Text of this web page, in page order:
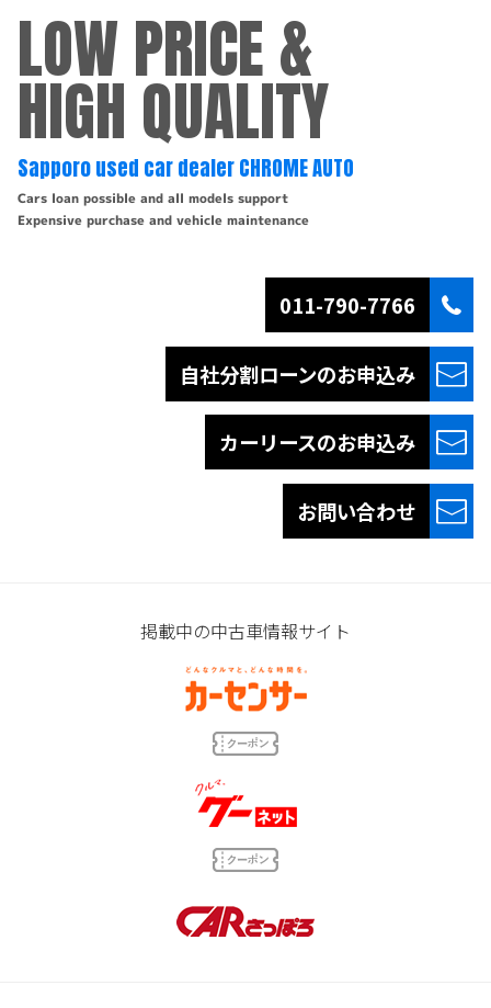
LOW PRICE &
HIGH QUALITY
Sapporo used car dealer CHROME AUTO
Cars loan possible and all models support
Expensive purchase and vehicle maintenance
011-790-7766
自社分割ローンのお申込み
カーリースのお申込み
お問い合わせ
掲載中の中古車情報サイト